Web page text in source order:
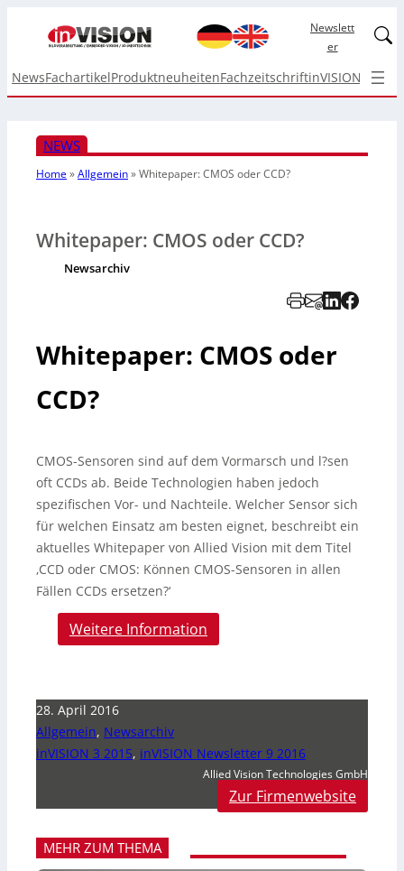
Newslett
er
NewsFachartikelProduktneuheitenFachzeitschriftinVISION Top
NEWS
Home»Allgemein»Whitepaper: CMOS oder CCD?
Whitepaper: CMOS oder CCD?
Newsarchiv
Whitepaper: CMOS oder
CCD?
CMOS-Sensoren sind auf dem Vormarsch und l?sen
oft CCDs ab. Beide Technologien haben jedoch
spezifischen Vor- und Nachteile. Welcher Sensor sich
für welchen Einsatz am besten eignet, beschreibt ein
aktuelles Whitepaper von Allied Vision mit dem Titel
‚CCD oder CMOS: Können CMOS-Sensoren in allen
Fällen CCDs ersetzen?‘
Weitere Information
28. April 2016
Allgemein, Newsarchiv
inVISION 3 2015, inVISION Newsletter 9 2016
Allied Vision Technologies GmbH
Zur Firmenwebsite
MEHR ZUM THEMA